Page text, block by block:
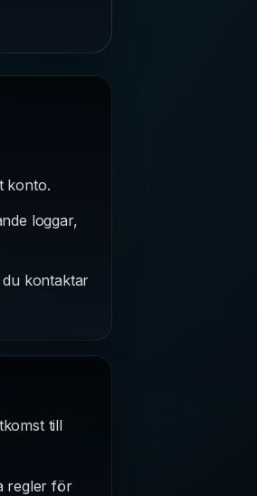
konto.
loggar,
kontaktar
till
regler för